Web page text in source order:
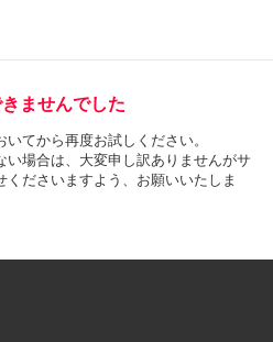
ませんでした
てから再度お試しください。
い場合は、大変申し訳ありませんがサ
ださいますよう、お願いいたしま